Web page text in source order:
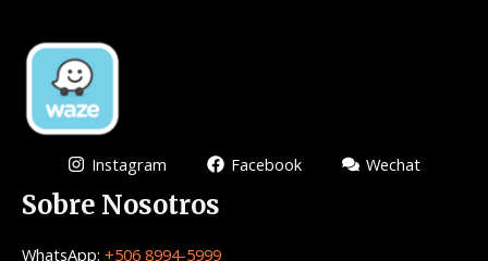
Instagram Facebook Wechat
Sobre Nosotros
WhatsApp: +506 8994-5999